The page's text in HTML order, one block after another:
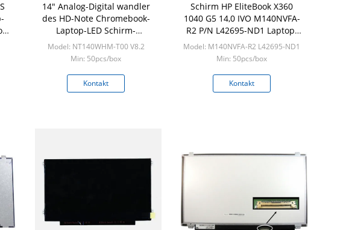
14" Analog-Digital wandler
des HD-Note Chromebook-
Laptop-LED Schirm-
NT140WHM-T00 V8.2
Model: NT140WHM-T00 V8.2
Min: 50pcs/box
Kontakt
Schirm HP EliteBook X360
1040 G5 14,0 IVO M140NVFA-
R2 P/N L42695-ND1 Laptop-
LED“
Model: M140NVFA-R2 L42695-ND1
Min: 50pcs/box
Kontakt